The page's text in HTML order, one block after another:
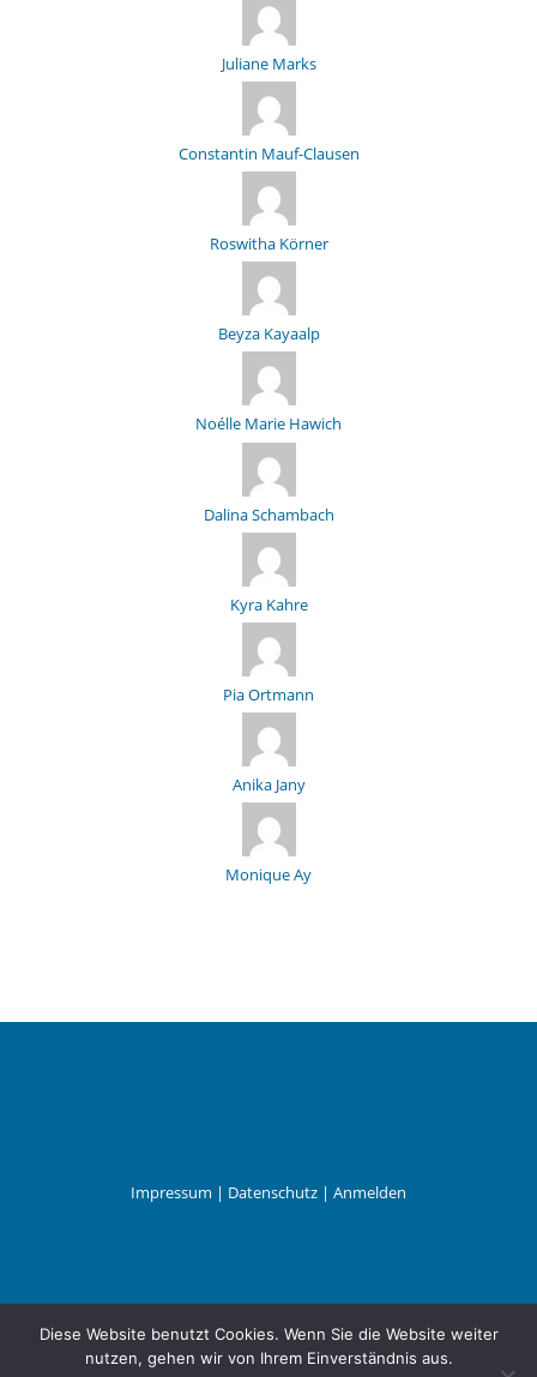
Juliane Marks
Constantin Mauf-Clausen
Roswitha Körner
Beyza Kayaalp
Noélle Marie Hawich
Dalina Schambach
Kyra Kahre
Pia Ortmann
Anika Jany
Monique Ay
Impressum | Datenschutz | Anmelden
Diese Website benutzt Cookies. Wenn Sie die Website weiter
nutzen, gehen wir von Ihrem Einverständnis aus.